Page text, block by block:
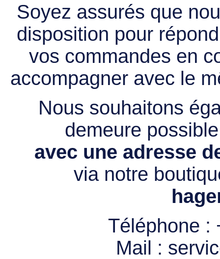
Soyez assurés que
disposition pour
vos commandes en
accompagner avec le
Nous souhaitons
demeure
avec une adresse
via notre
Téléphone :
Mail :